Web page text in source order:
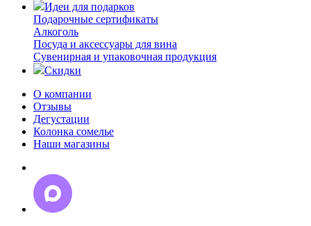
Идеи для подарков
Подарочные сертификаты
Алкоголь
Посуда и аксессуары для вина
Сувенирная и упаковочная продукция
Скидки
О компании
Отзывы
Дегустации
Колонка сомелье
Наши магазины